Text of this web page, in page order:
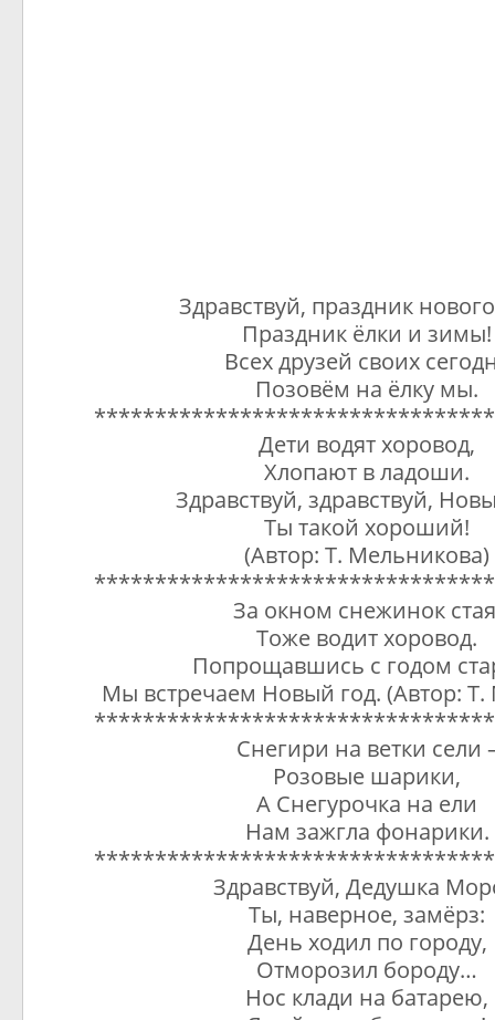
Здравствуй, праздник
Праздник ёлки и зимы!
Всех друзей своих
Позовём на ёлку мы.
Дети водят хоровод,
Хлопают в ладоши.
Здравствуй, здравствуй,
Ты такой хороший!
(Автор: Т. Мельникова)
За окном снежинок
Тоже водит хоровод.
Попрощавшись с годом
Мы встречаем Новый год. (Автор:
Снегири на ветки сели
Розовые шарики,
А Снегурочка на ели
Нам зажгла фонарики.
Здравствуй, Дедушка
Ты, наверное, замёрз:
День ходил по городу,
Отморозил бороду…
Нос клади на батарею,